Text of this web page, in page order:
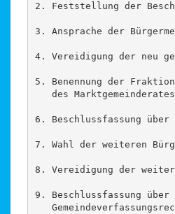
2. Feststellung der
3. Ansprache der
4. Vereidigung der neu
5. Benennung der
   des Marktgemeinderates
6. Beschlussfassung
7. Wahl der weiteren
8. Vereidigung der
9. Beschlussfassung